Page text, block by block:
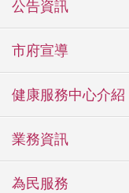
公告資訊
市府宣導
健康服務中心介紹
業務資訊
為民服務